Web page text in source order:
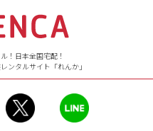
！日本全国宅配！
ンタルサイト「れんか」